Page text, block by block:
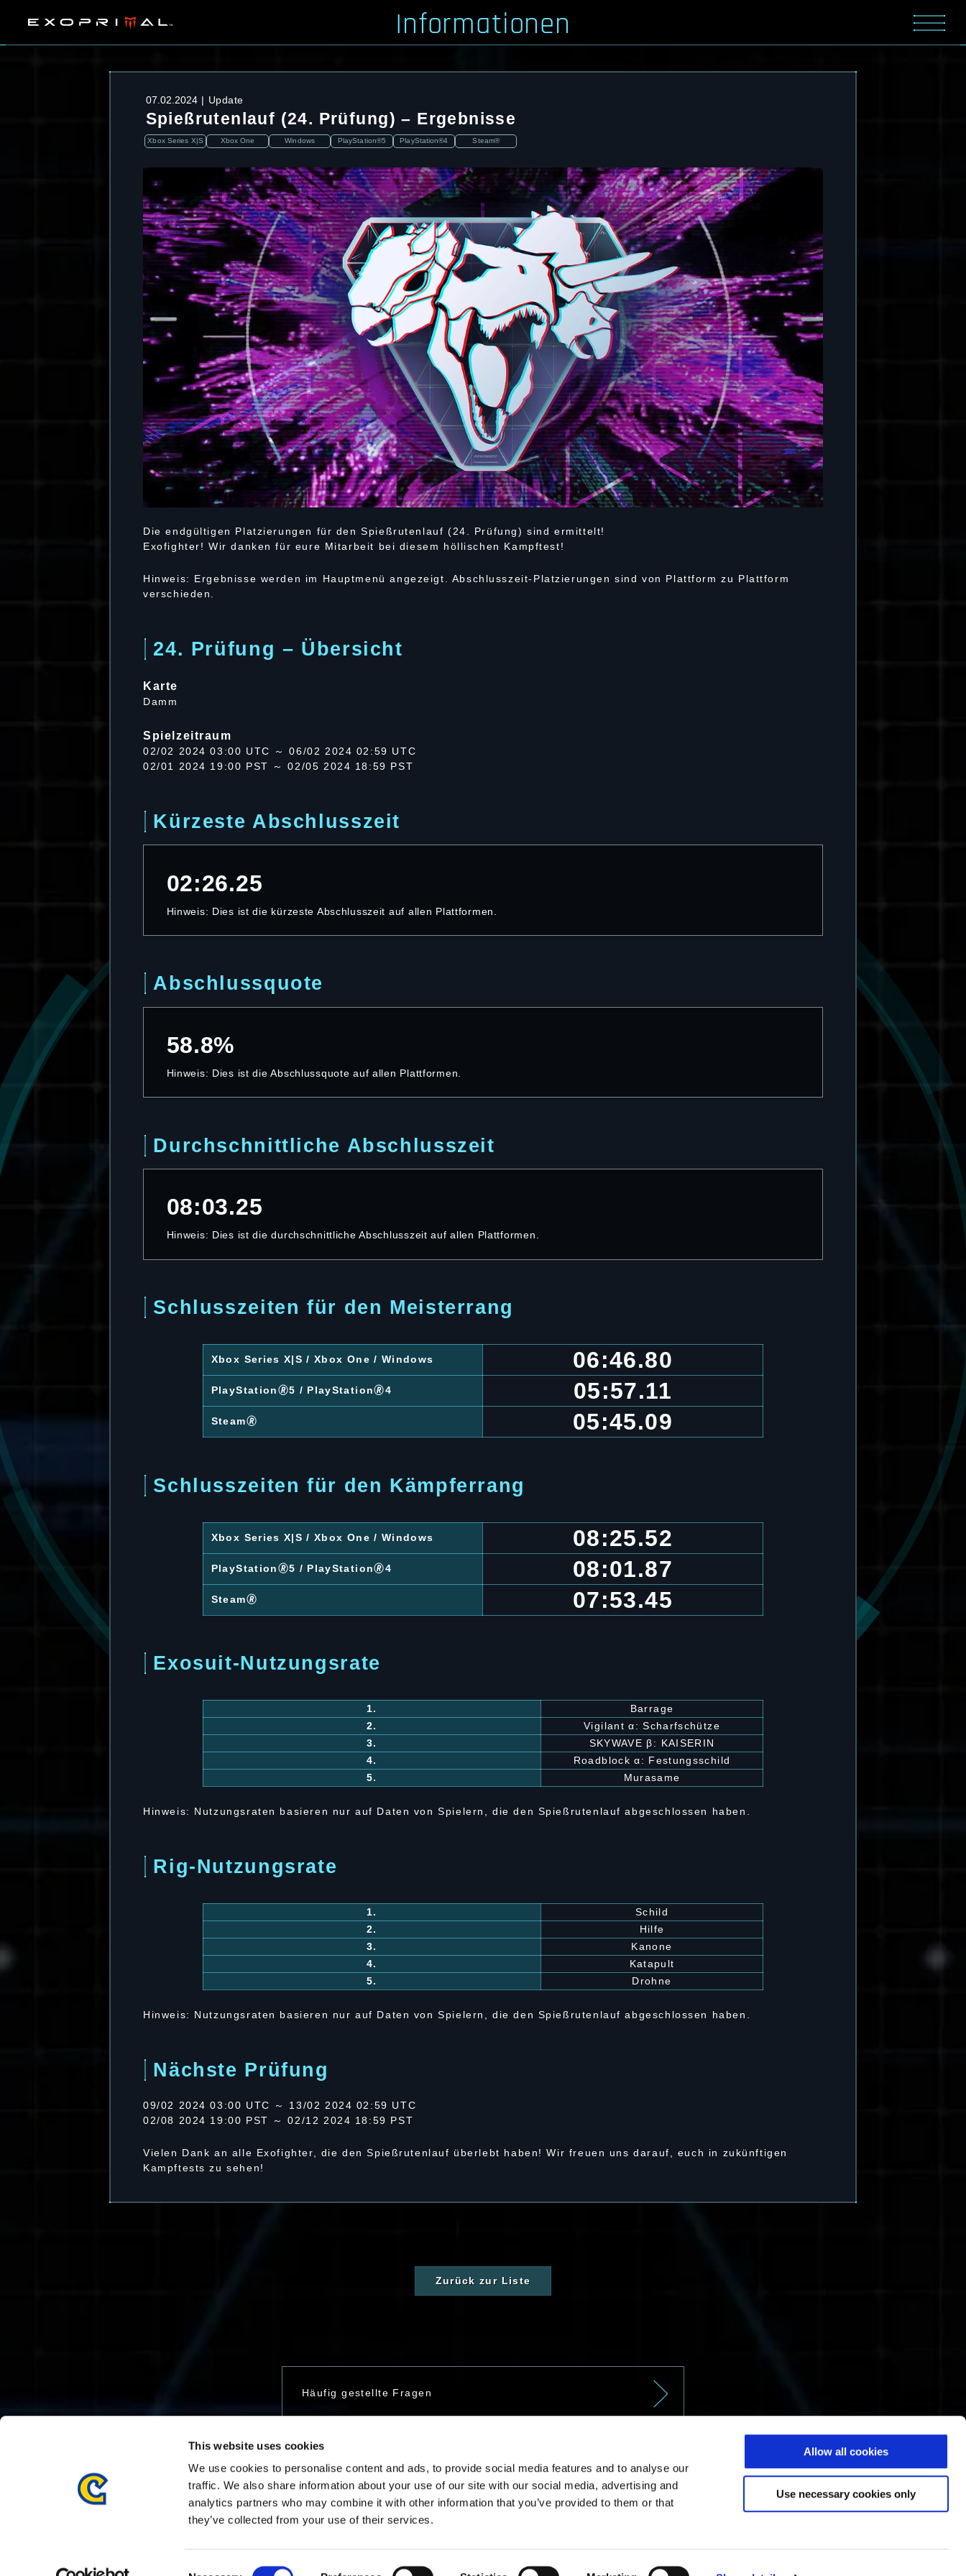
This website uses cookies
We use cookies to personalise content and ads, to provide social media features and to analyse our
traffic. We also share information about your use of our site with our social media, advertising and
analytics partners who may combine it with other information that you’ve provided to them or that
they’ve collected from your use of their services.
Allow all cookies
Use necessary cookies only
Informationen
07.02.2024 Update
Spießrutenlauf (24. Prüfung) – Ergebnisse
Xbox Series X|S Xbox One Windows PlayStation®5 PlayStation®4 Steam®
Die endgültigen Platzierungen für den Spießrutenlauf (24. Prüfung) sind ermittelt!
Exofighter! Wir danken für eure Mitarbeit bei diesem höllischen Kampftest!
Hinweis: Ergebnisse werden im Hauptmenü angezeigt. Abschlusszeit-Platzierungen sind von Plattform zu Plattform
verschieden.
24. Prüfung – Übersicht
Karte
Damm
Spielzeitraum
02/02 2024 03:00 UTC ～ 06/02 2024 02:59 UTC
02/01 2024 19:00 PST ～ 02/05 2024 18:59 PST
Kürzeste Abschlusszeit
02:26.25
Hinweis: Dies ist die kürzeste Abschlusszeit auf allen Plattformen.
Abschlussquote
58.8%
Hinweis: Dies ist die Abschlussquote auf allen Plattformen.
Durchschnittliche Abschlusszeit
08:03.25
Hinweis: Dies ist die durchschnittliche Abschlusszeit auf allen Plattformen.
Schlusszeiten für den Meisterrang
Xbox Series X|S / Xbox One / Windows 06:46.80
PlayStation🄬5 / PlayStation🄬4 05:57.11
Steam🄬 05:45.09
Schlusszeiten für den Kämpferrang
Xbox Series X|S / Xbox One / Windows 08:25.52
PlayStation🄬5 / PlayStation🄬4 08:01.87
Steam🄬 07:53.45
Exosuit-Nutzungsrate
1.
Barrage
2.
Vigilant α: Scharfschütze
3.
SKYWAVE β: KAISERIN
4.
Roadblock α: Festungsschild
5.
Murasame
Hinweis: Nutzungsraten basieren nur auf Daten von Spielern, die den Spießrutenlauf abgeschlossen haben.
Rig-Nutzungsrate
1.
Schild
2.
Hilfe
3.
Kanone
4.
Katapult
5.
Drohne
Hinweis: Nutzungsraten basieren nur auf Daten von Spielern, die den Spießrutenlauf abgeschlossen haben.
Nächste Prüfung
09/02 2024 03:00 UTC ～ 13/02 2024 02:59 UTC
02/08 2024 19:00 PST ～ 02/12 2024 18:59 PST
Vielen Dank an alle Exofighter, die den Spießrutenlauf überlebt haben! Wir freuen uns darauf, euch in zukünftigen
Kampftests zu sehen!
Zurück zur Liste
Häufig gestellte Fragen